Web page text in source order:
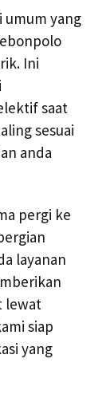
umum yang
Ini
saat
sesuai
anda
pergi ke
layanan
lewat
siap
yang